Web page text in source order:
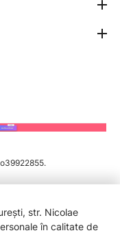
str. Nicolae
în calitate de